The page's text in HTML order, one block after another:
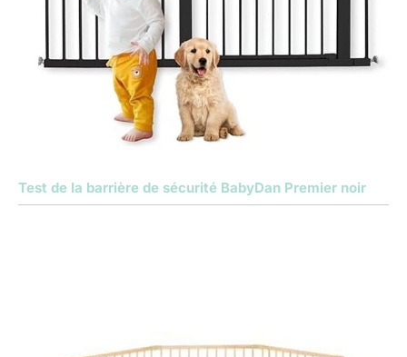
Test de la barrière de sécurité BabyDan Premier noir